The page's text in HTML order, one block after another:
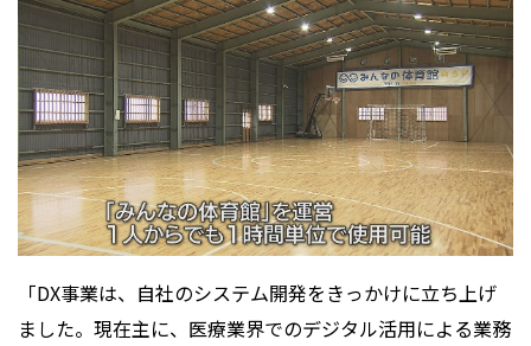
「DX事業は、自社のシステム開発をきっかけに立ち上げ
ました。現在主に、医療業界でのデジタル活用による業務